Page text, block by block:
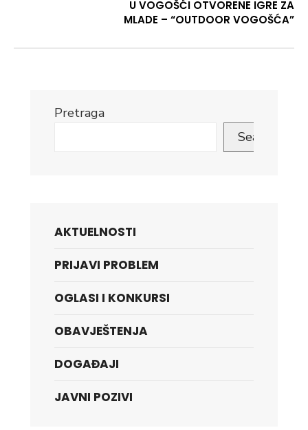
U VOGOŠĆI OTVORENE IGRE ZA
MLADE – “OUTDOOR VOGOŠĆA”
Pretraga
Search
AKTUELNOSTI
PRIJAVI PROBLEM
OGLASI I KONKURSI
OBAVJEŠTENJA
DOGAĐAJI
JAVNI POZIVI